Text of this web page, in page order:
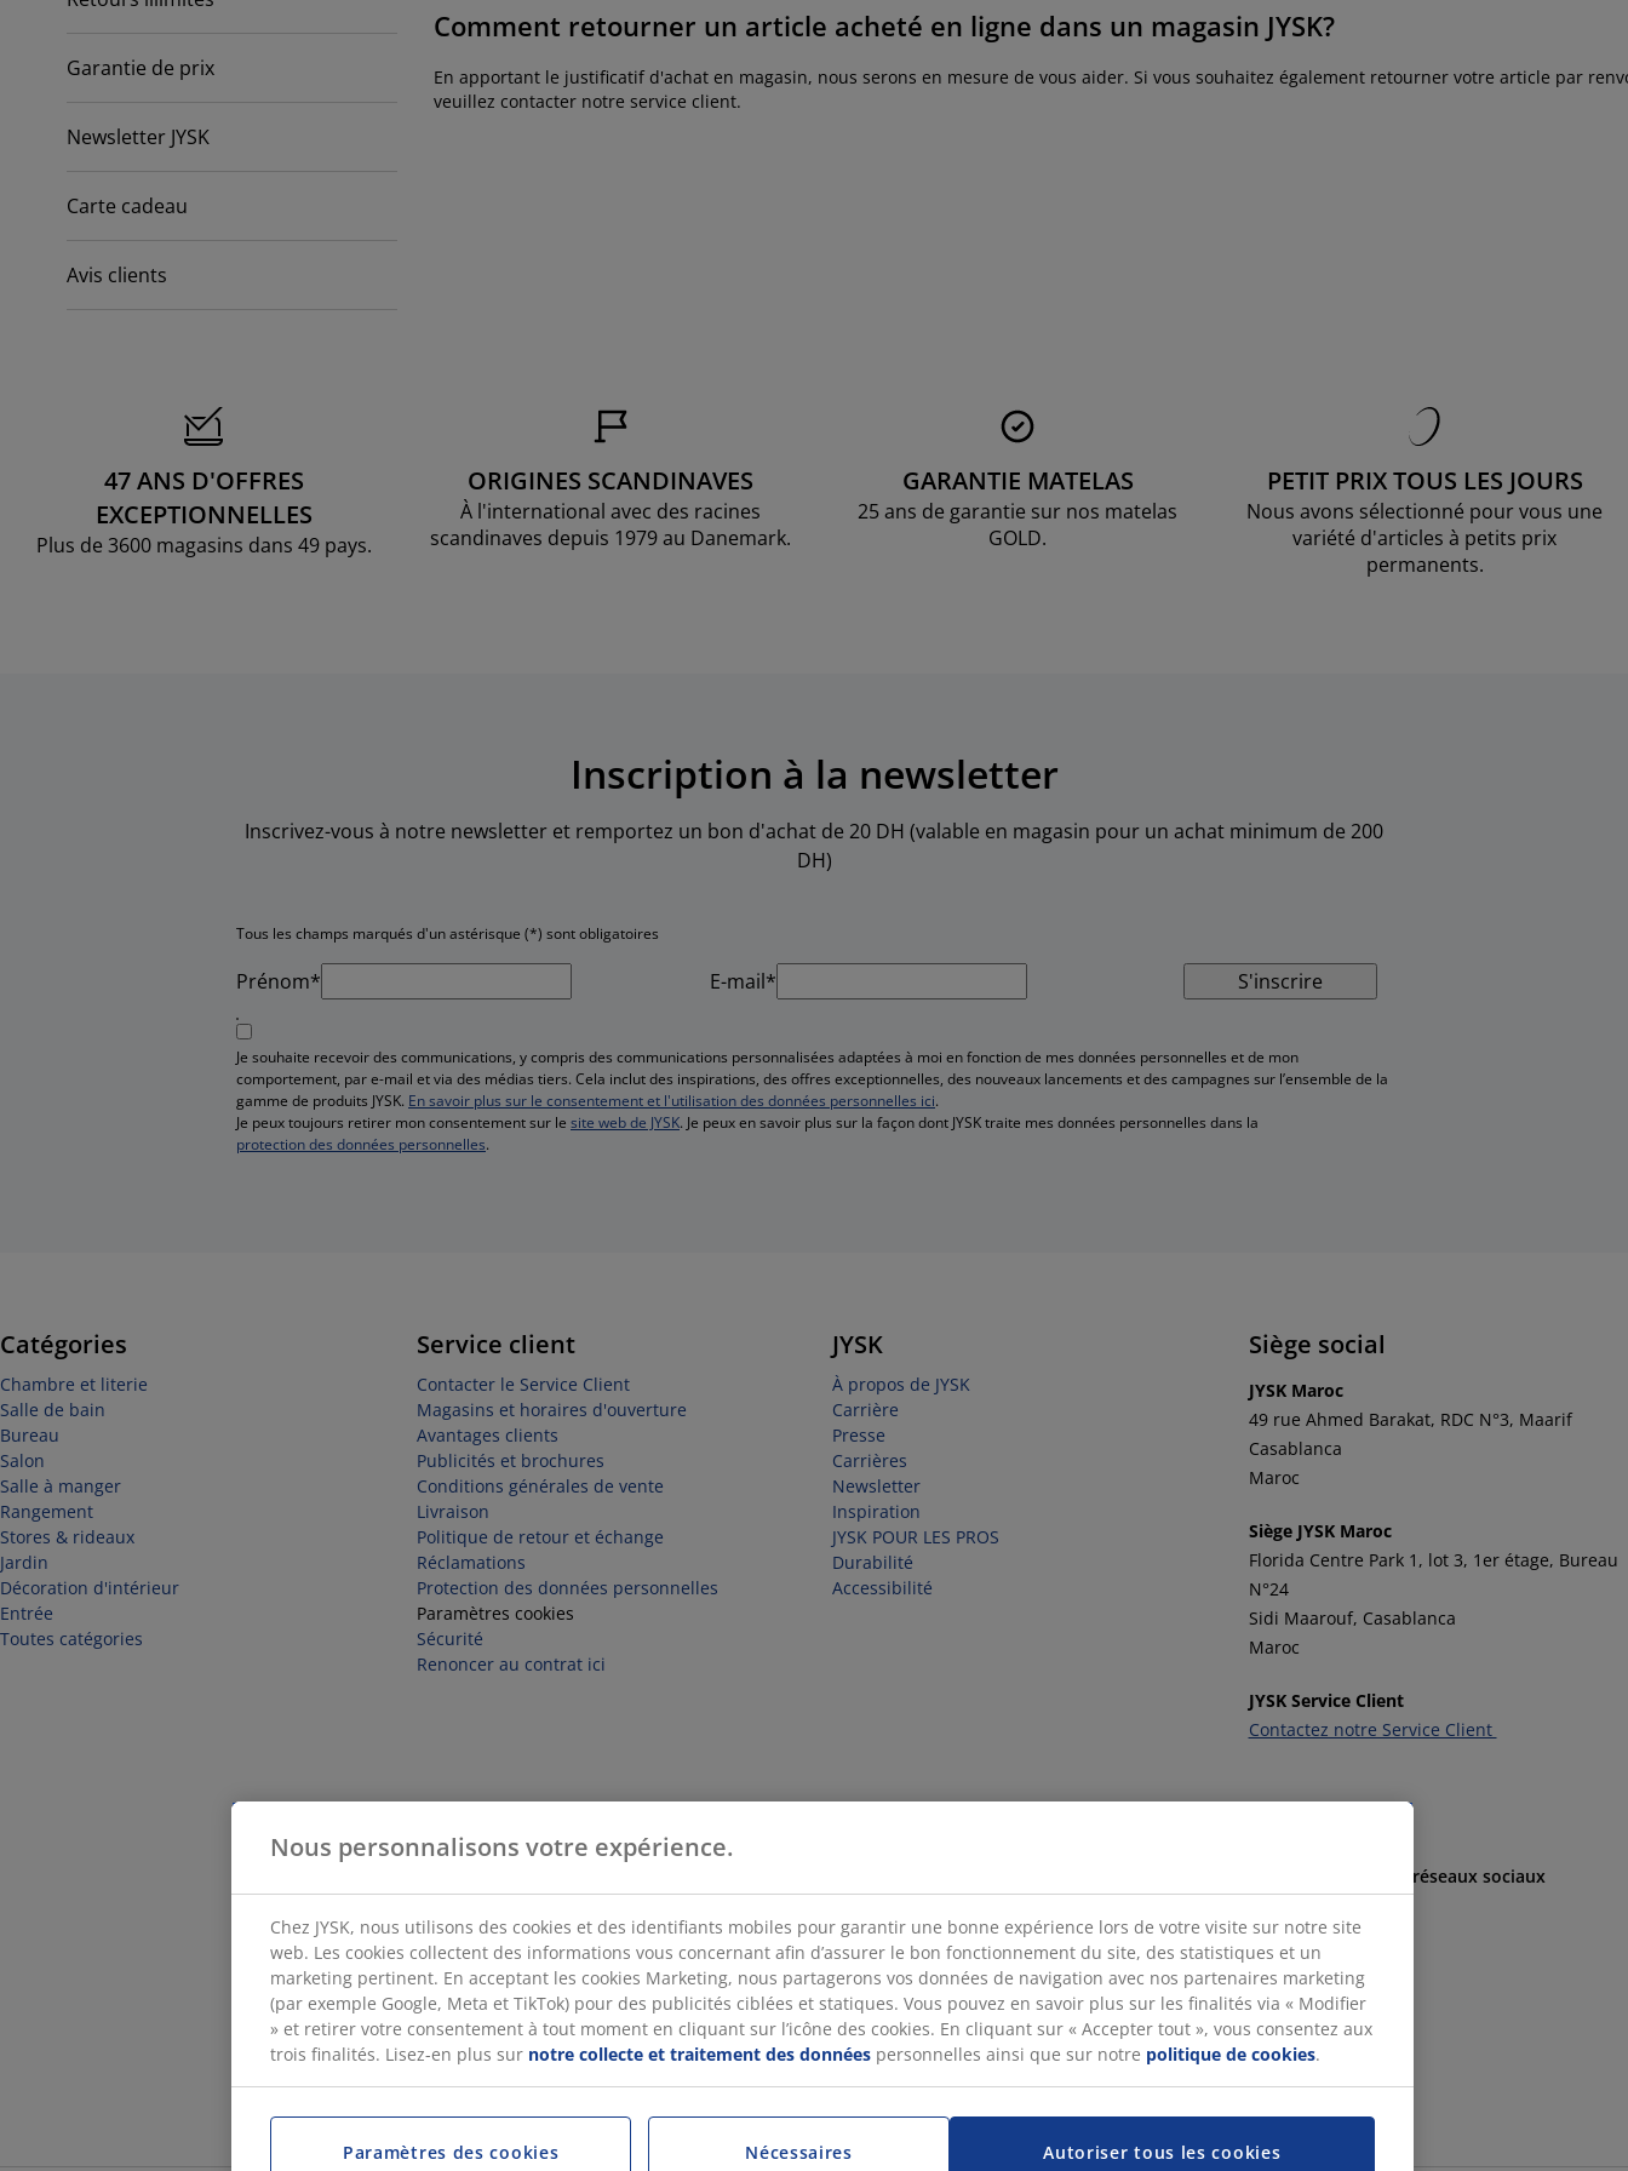
de chambre
avec rangement
enfants
entretien meubles
d'extérieur
et entretien
enfant
Garantie de prix
Newsletter JYSK
Carte cadeau
Avis clients
Comment retourner un article acheté en ligne dans un magasin JYSK?
En apportant le justificatif d'achat en magasin, nous serons en mesure de vous aider. Si vous souhaitez également retourner votre article par
veuillez contacter notre service client.
47 ANS D'OFFRES
EXCEPTIONNELLES
Plus de 3600 magasins dans 49 pays.
ORIGINES SCANDINAVES
À l'international avec des racines
scandinaves depuis 1979 au Danemark.
GARANTIE MATELAS
25 ans de garantie sur nos matelas
GOLD.
PETIT PRIX TOUS LES JOURS
Nous avons sélectionné pour vous une
variété d'articles à petits prix
permanents.
Inscription à la newsletter
Inscrivez-vous à notre newsletter et remportez un bon d'achat de 20 DH (valable en magasin pour un achat minimum de 200
DH)
Tous les champs marqués d'un astérisque (*) sont obligatoires
Prénom* E-mail* S'inscrire
Je souhaite recevoir des communications, y compris des communications personnalisées adaptées à moi en fonction de mes données personnelles et de mon
comportement, par e-mail et via des médias tiers. Cela inclut des inspirations, des offres exceptionnelles, des nouveaux lancements et des campagnes sur l’ensemble de la
gamme de produits JYSK. En savoir plus sur le consentement et l'utilisation des données personnelles ici.
Je peux toujours retirer mon consentement sur le site web de JYSK. Je peux en savoir plus sur la façon dont JYSK traite mes données personnelles dans la
protection des données personnelles.
Catégories
Chambre et literie
Salle de bain
Bureau
Salon
Salle à manger
Rangement
Stores & rideaux
Jardin
Décoration d'intérieur
Entrée
Toutes catégories
Service client
Contacter le Service Client
Magasins et horaires d'ouverture
Avantages clients
Publicités et brochures
Conditions générales de vente
Livraison
Politique de retour et échange
Réclamations
Protection des données personnelles
Paramètres cookies
Sécurité
Renoncer au contrat ici
JYSK
À propos de JYSK
Carrière
Presse
Carrières
Newsletter
Inspiration
JYSK POUR LES PROS
Durabilité
Accessibilité
Siège social
JYSK Maroc
49 rue Ahmed Barakat, RDC N°3, Maarif
Casablanca
Maroc
Siège JYSK Maroc
Florida Centre Park 1, lot 3, 1er étage, Bureau
N°24
Sidi Maarouf, Casablanca
Maroc
JYSK Service Client
Contactez notre Service Client
Suivez-nous sur les réseaux sociaux
Nous personnalisons votre expérience.
Chez JYSK, nous utilisons des cookies et des identifiants mobiles pour garantir une bonne expérience lors de votre visite sur notre site
web. Les cookies collectent des informations vous concernant afin d’assurer le bon fonctionnement du site, des statistiques et un
marketing pertinent. En acceptant les cookies Marketing, nous partagerons vos données de navigation avec nos partenaires marketing
(par exemple Google, Meta et TikTok) pour des publicités ciblées et statiques. Vous pouvez en savoir plus sur les finalités via « Modifier
» et retirer votre consentement à tout moment en cliquant sur l’icône des cookies. En cliquant sur « Accepter tout », vous consentez aux
trois finalités. Lisez-en plus sur notre collecte et traitement des données personnelles ainsi que sur notre politique de cookies.
Autoriser tous les cookies
Paramètres des cookies Nécessaires